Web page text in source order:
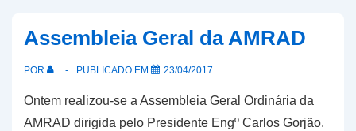
Assembleia Geral da AMRAD
POR PUBLICADO EM 23/04/2017
Ontem realizou-se a Assembleia Geral Ordinária da
AMRAD dirigida pelo Presidente Engº Carlos Gorjão.